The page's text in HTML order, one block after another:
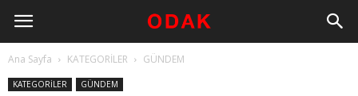
Ana Sayfa KATEGORİLER GÜNDEM
KATEGORİLER GÜNDEM